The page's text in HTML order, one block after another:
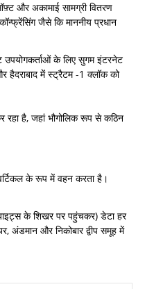
और अकामाई सामग्री वितरण
जैसे कि माननीय प्रधान
उपयोगकर्ताओं के लिए सुगम इंटरनेट
हैदराबाद में स्ट्रैटम -1 क्लॉक को
रहा है, जहां भौगोलिक रूप से कठिन
के रूप में वहन करता है।
के शिखर पर पहुंचकर) डेटा हर
अंडमान और निकोबार द्वीप समूह में